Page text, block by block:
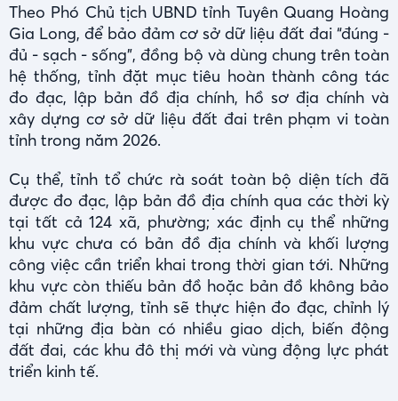
Theo Phó Chủ tịch UBND tỉnh Tuyên Quang Hoàng
Gia Long, để bảo đảm cơ sở dữ liệu đất đai “đúng -
đủ - sạch - sống”, đồng bộ và dùng chung trên toàn
hệ thống, tỉnh đặt mục tiêu hoàn thành công tác
đo đạc, lập bản đồ địa chính, hồ sơ địa chính và
xây dựng cơ sở dữ liệu đất đai trên phạm vi toàn
tỉnh trong năm 2026.
Cụ thể, tỉnh tổ chức rà soát toàn bộ diện tích đã
được đo đạc, lập bản đồ địa chính qua các thời kỳ
tại tất cả 124 xã, phường; xác định cụ thể những
khu vực chưa có bản đồ địa chính và khối lượng
công việc cần triển khai trong thời gian tới. Những
khu vực còn thiếu bản đồ hoặc bản đồ không bảo
đảm chất lượng, tỉnh sẽ thực hiện đo đạc, chỉnh lý
tại những địa bàn có nhiều giao dịch, biến động
đất đai, các khu đô thị mới và vùng động lực phát
triển kinh tế.